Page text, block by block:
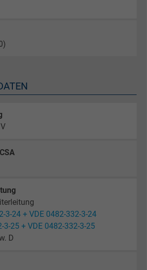
3-24 + VDE 0482-332-3-24
3-25 + VDE 0482-332-3-25
D